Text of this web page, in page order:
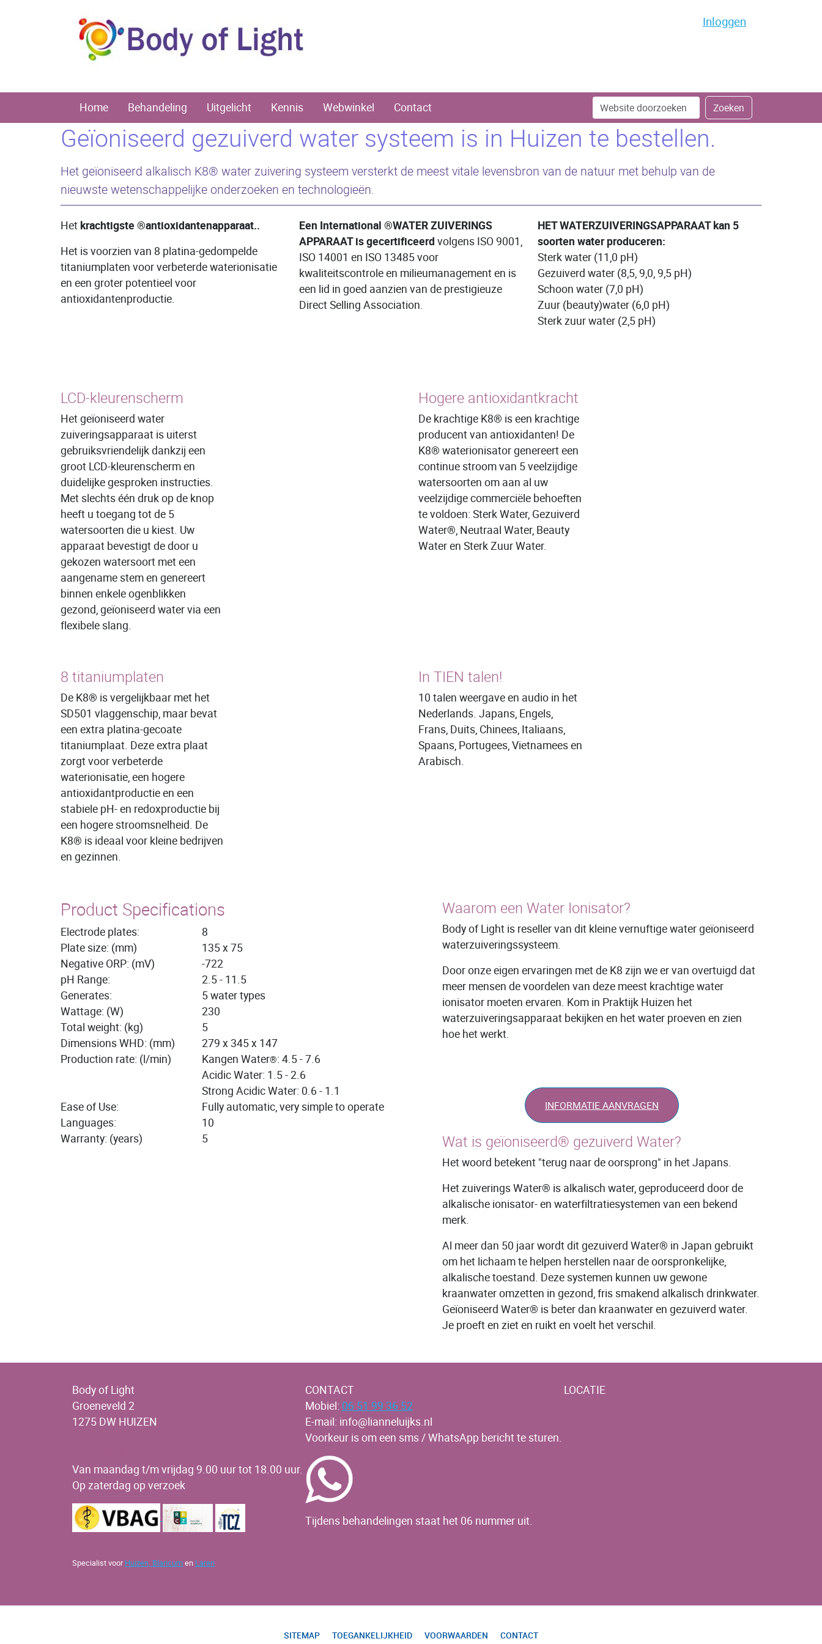
Inloggen
Home Behandeling Uitgelicht Kennis Webwinkel Contact Zoek Zoeken
Geavanceerd
zoeken...
Geïoniseerd gezuiverd water systeem is in Huizen te bestellen.
Het geïoniseerd alkalisch K8® water zuivering systeem versterkt de meest vitale levensbron van de natuur met behulp van de
nieuwste wetenschappelijke onderzoeken en technologieën.
Het krachtigste ®antioxidantenapparaat..
Het is voorzien van 8 platina-gedompelde
titaniumplaten voor verbeterde waterionisatie
en een groter potentieel voor
antioxidantenproductie.
Een International ®WATER ZUIVERINGS
APPARAAT is gecertificeerd volgens ISO 9001,
ISO 14001 en ISO 13485 voor
kwaliteitscontrole en milieumanagement en is
een lid in goed aanzien van de prestigieuze
Direct Selling Association.
HET WATERZUIVERINGSAPPARAAT kan 5
soorten water produceren:
Sterk water (11,0 pH)
Gezuiverd water (8,5, 9,0, 9,5 pH)
Schoon water (7,0 pH)
Zuur (beauty)water (6,0 pH)
Sterk zuur water (2,5 pH)
LCD-kleurenscherm
Het geïoniseerd water
zuiveringsapparaat is uiterst
gebruiksvriendelijk dankzij een
groot LCD-kleurenscherm en
duidelijke gesproken instructies.
Met slechts één druk op de knop
heeft u toegang tot de 5
watersoorten die u kiest. Uw
apparaat bevestigt de door u
gekozen watersoort met een
aangename stem en genereert
binnen enkele ogenblikken
gezond, geïoniseerd water via een
flexibele slang.
Hogere antioxidantkracht
De krachtige K8® is een krachtige
producent van antioxidanten! De
K8® waterionisator genereert een
continue stroom van 5 veelzijdige
watersoorten om aan al uw
veelzijdige commerciële behoeften
te voldoen: Sterk Water, Gezuiverd
Water®, Neutraal Water, Beauty
Water en Sterk Zuur Water.
8 titaniumplaten
De K8® is vergelijkbaar met het
SD501 vlaggenschip, maar bevat
een extra platina-gecoate
titaniumplaat. Deze extra plaat
zorgt voor verbeterde
waterionisatie, een hogere
antioxidantproductie en een
stabiele pH- en redoxproductie bij
een hogere stroomsnelheid. De
K8® is ideaal voor kleine bedrijven
en gezinnen.
In TIEN talen!
10 talen weergave en audio in het
Nederlands. Japans, Engels,
Frans, Duits, Chinees, Italiaans,
Spaans, Portugees, Vietnamees en
Arabisch.
Product Specifications
Electrode plates:
8
Plate size: (mm)
135 x 75
Negative ORP: (mV)
-722
pH Range:
2.5 - 11.5
Generates:
5 water types
Wattage: (W)
230
Total weight: (kg)
5
Dimensions WHD: (mm)
279 x 345 x 147
Production rate: (l/min)
Kangen Water®: 4.5 - 7.6
Acidic Water: 1.5 - 2.6
Strong Acidic Water: 0.6 - 1.1
Ease of Use:
Fully automatic, very simple to operate
Languages:
10
Warranty: (years)
5
Waarom een Water Ionisator?
Body of Light is reseller van dit kleine vernuftige water geïoniseerd
waterzuiveringssysteem.
Door onze eigen ervaringen met de K8 zijn we er van overtuigd dat
meer mensen de voordelen van deze meest krachtige water
ionisator moeten ervaren. Kom in Praktijk Huizen het
waterzuiveringsapparaat bekijken en het water proeven en zien
hoe het werkt.
INFORMATIE AANVRAGEN
Wat is geïoniseerd® gezuiverd Water?
Het woord betekent "terug naar de oorsprong" in het Japans.
Het zuiverings Water® is alkalisch water, geproduceerd door de
alkalische ionisator- en waterfiltratiesystemen van een bekend
merk.
Al meer dan 50 jaar wordt dit gezuiverd Water® in Japan gebruikt
om het lichaam te helpen herstellen naar de oorspronkelijke,
alkalische toestand. Deze systemen kunnen uw gewone
kraanwater omzetten in gezond, fris smakend alkalisch drinkwater.
Geïoniseerd Water® is beter dan kraanwater en gezuiverd water.
Je proeft en ziet en ruikt en voelt het verschil.
Body of Light
Groeneveld 2
1275 DW HUIZEN
Van maandag t/m vrijdag 9.00 uur tot 18.00 uur.
Op zaterdag op verzoek
Specialist voor Huizen, Blaricumen Laren
CONTACT
Mobiel: 06 51 99 36 52
E-mail: info@lianneluijks.nl
Voorkeur is om een sms / WhatsApp bericht te sturen.
Tijdens behandelingen staat het 06 nummer uit.
LOCATIE
SITEMAP TOEGANKELIJKHEID VOORWAARDEN CONTACT